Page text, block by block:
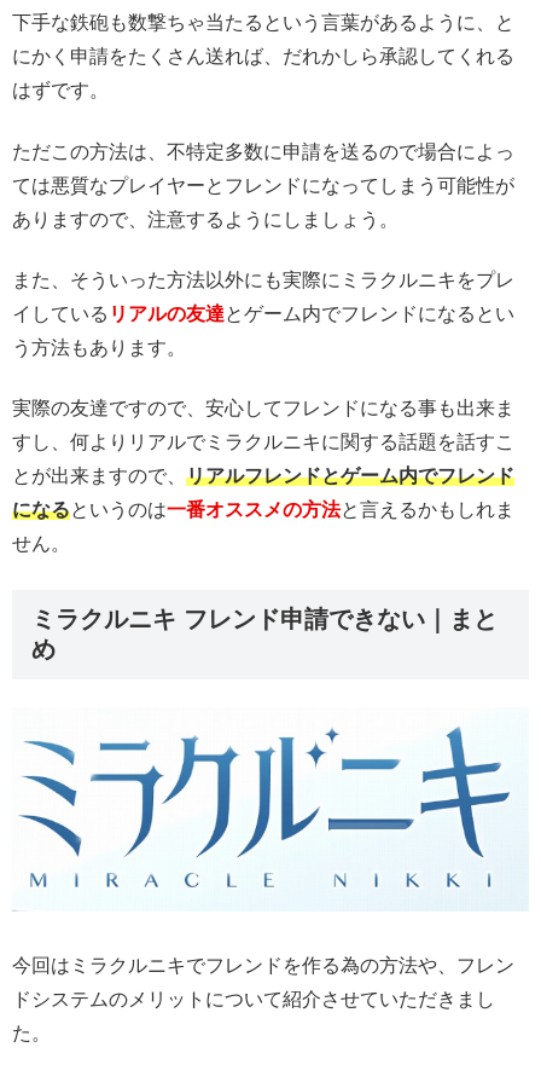
下手な鉄砲も数撃ちゃ当たるという言葉があるように、と
にかく申請をたくさん送れば、だれかしら承認してくれる
はずです。
ただこの方法は、不特定多数に申請を送るので場合によっ
ては悪質なプレイヤーとフレンドになってしまう可能性が
ありますので、注意するようにしましょう。
また、そういった方法以外にも実際にミラクルニキをプレ
イしている リアルの友達とゲーム内でフレンドになるとい
う方法もあります。
実際の友達ですので、安心してフレンドになる事も出来ま
すし、何よりリアルでミラクルニキに関する話題を話すこ
とが出来ますので、 リアルフレンドとゲーム内でフレンド
になるというのは一番オススメの方法と言えるかもしれま
せん。
ミラクルニキ フレンド申請できない｜まと
め
今回はミラクルニキでフレンドを作る為の方法や、フレン
ドシステムのメリットについて紹介させていただきまし
た。